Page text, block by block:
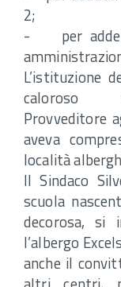
2;
- per
L’istituzione
caloroso
Provveditore
aveva
località
Il Sindaco
scuola
decorosa, si
l’albergo
anche il